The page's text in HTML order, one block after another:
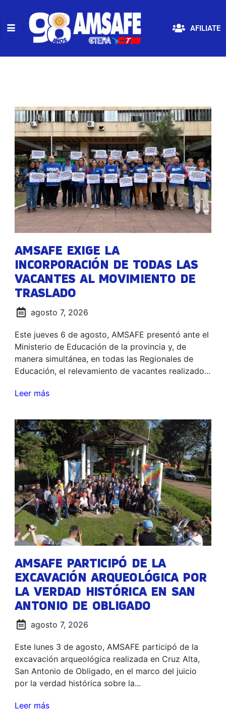
AFILIATE
AMSAFE EXIGE LA
INCORPORACIÓN DE TODAS LAS
VACANTES AL MOVIMIENTO DE
TRASLADO
agosto 7, 2026
Este jueves 6 de agosto, AMSAFE presentó ante el
Ministerio de Educación de la provincia y, de
manera simultánea, en todas las Regionales de
Educación, el relevamiento de vacantes realizado...
Leer más
AMSAFE PARTICIPÓ DE LA
EXCAVACIÓN ARQUEOLÓGICA POR
LA VERDAD HISTÓRICA EN SAN
ANTONIO DE OBLIGADO
agosto 7, 2026
Este lunes 3 de agosto, AMSAFE participó de la
excavación arqueológica realizada en Cruz Alta,
San Antonio de Obligado, en el marco del juicio
por la verdad histórica sobre la...
Leer más